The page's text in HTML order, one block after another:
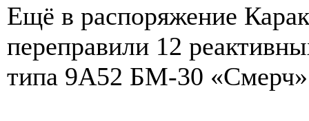
Ещё в распоряжение
переправили 12
типа 9А52 БМ-30